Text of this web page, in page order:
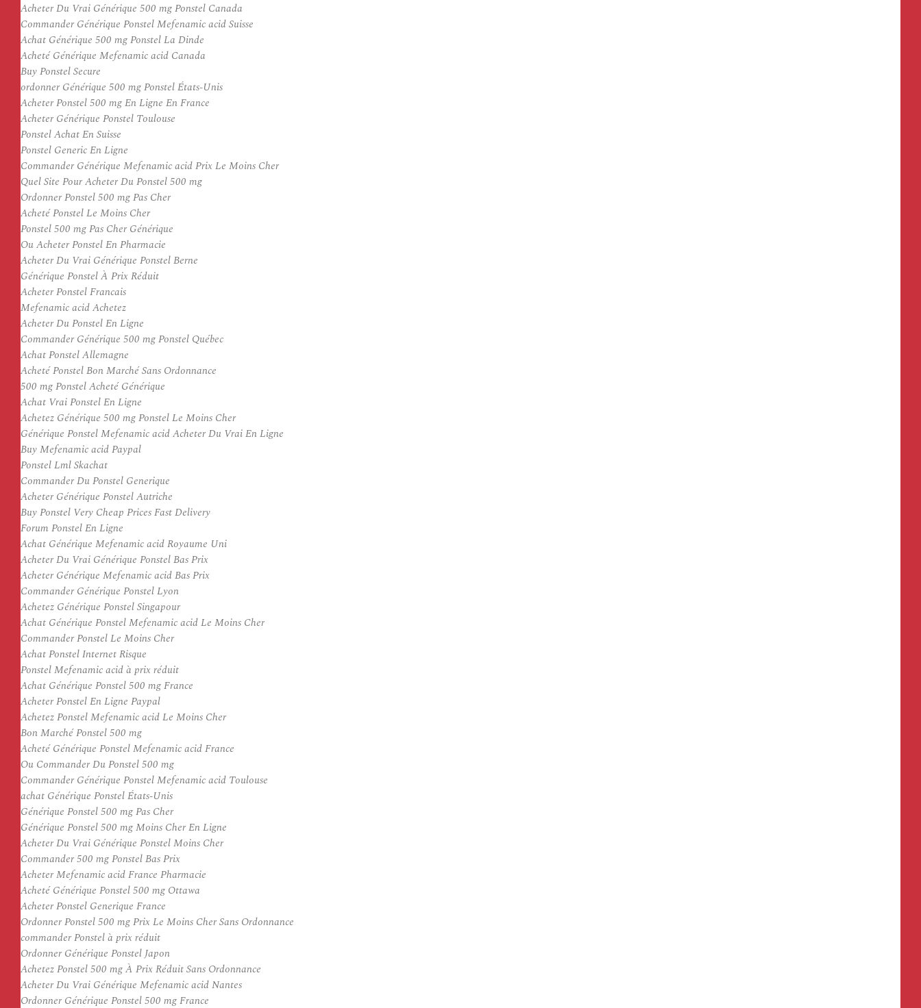
Acheter Du Vrai Générique 500 mg Ponstel Canada
Commander Générique Ponstel Mefenamic acid Suisse
Achat Générique 500 mg Ponstel La Dinde
Acheté Générique Mefenamic acid Canada
Buy Ponstel Secure
ordonner Générique 500 mg Ponstel États-Unis
Acheter Ponstel 500 mg En Ligne En France
Acheter Générique Ponstel Toulouse
Ponstel Achat En Suisse
Ponstel Generic En Ligne
Commander Générique Mefenamic acid Prix Le Moins Cher
Quel Site Pour Acheter Du Ponstel 500 mg
Ordonner Ponstel 500 mg Pas Cher
Acheté Ponstel Le Moins Cher
Ponstel 500 mg Pas Cher Générique
Ou Acheter Ponstel En Pharmacie
Acheter Du Vrai Générique Ponstel Berne
Générique Ponstel À Prix Réduit
Acheter Ponstel Francais
Mefenamic acid Achetez
Acheter Du Ponstel En Ligne
Commander Générique 500 mg Ponstel Québec
Achat Ponstel Allemagne
Acheté Ponstel Bon Marché Sans Ordonnance
500 mg Ponstel Acheté Générique
Achat Vrai Ponstel En Ligne
Achetez Générique 500 mg Ponstel Le Moins Cher
Générique Ponstel Mefenamic acid Acheter Du Vrai En Ligne
Buy Mefenamic acid Paypal
Ponstel Lml Skachat
Commander Du Ponstel Generique
Acheter Générique Ponstel Autriche
Buy Ponstel Very Cheap Prices Fast Delivery
Forum Ponstel En Ligne
Achat Générique Mefenamic acid Royaume Uni
Acheter Du Vrai Générique Ponstel Bas Prix
Acheter Générique Mefenamic acid Bas Prix
Commander Générique Ponstel Lyon
Achetez Générique Ponstel Singapour
Achat Générique Ponstel Mefenamic acid Le Moins Cher
Commander Ponstel Le Moins Cher
Achat Ponstel Internet Risque
Ponstel Mefenamic acid à prix réduit
Achat Générique Ponstel 500 mg France
Acheter Ponstel En Ligne Paypal
Achetez Ponstel Mefenamic acid Le Moins Cher
Bon Marché Ponstel 500 mg
Acheté Générique Ponstel Mefenamic acid France
Ou Commander Du Ponstel 500 mg
Commander Générique Ponstel Mefenamic acid Toulouse
achat Générique Ponstel États-Unis
Générique Ponstel 500 mg Pas Cher
Générique Ponstel 500 mg Moins Cher En Ligne
Acheter Du Vrai Générique Ponstel Moins Cher
Commander 500 mg Ponstel Bas Prix
Acheter Mefenamic acid France Pharmacie
Acheté Générique Ponstel 500 mg Ottawa
Acheter Ponstel Generique France
Ordonner Ponstel 500 mg Prix Le Moins Cher Sans Ordonnance
commander Ponstel à prix réduit
Ordonner Générique Ponstel Japon
Achetez Ponstel 500 mg À Prix Réduit Sans Ordonnance
Acheter Du Vrai Générique Mefenamic acid Nantes
Ordonner Générique Ponstel 500 mg France